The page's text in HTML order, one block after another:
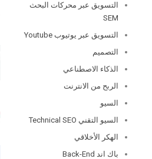
التسويق عبر محركات البحث
SEM
التسويق عبر يوتيوب Youtube
التصميم
الذكاء الاصطناعي
الربح من الانترنت
السيو
السيو التقني Technical SEO
الهكر الأخلاقي
باك اند Back-End